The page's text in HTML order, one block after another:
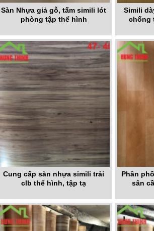
Sàn Nhựa giả gỗ, tấm simili lót
phòng tập thể hình
Simili
chống
Cung cấp sàn nhựa simili trải
clb thể hình, tập tạ
Phân
sân